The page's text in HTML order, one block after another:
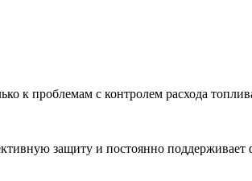
к проблемам с контролем расхода
защиту и постоянно